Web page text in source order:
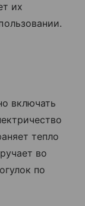
их
включать
тепло
во
по